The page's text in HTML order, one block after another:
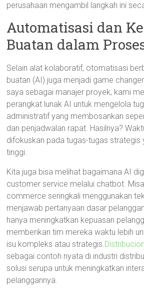
perusahaan mengambil langkah ini
Automatisasi dan
Buatan dalam
Selain alat kolaboratif, otomatisasi
buatan (AI) juga menjadi game
saya sebagai manajer proyek, kami
perangkat lunak AI untuk mengelola
administratif yang membosankan
dan penjadwalan rapat. Hasilnya?
difokuskan pada tugas-tugas strategis
tinggi.
Kita juga bisa melihat bagaimana AI
customer service melalui chatbot.
commerce seringkali menggunakan
menjawab pertanyaan dasar
hanya meningkatkan kepuasan
memberikan tim mereka waktu lebih
isu kompleks atau strategis.
sebagai contoh nyata di industri
solusi serupa untuk meningkatkan
pelanggannya.